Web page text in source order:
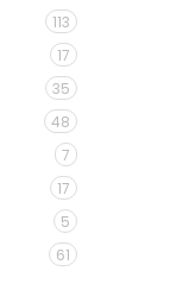
113
17
35
48
7
17
5
61